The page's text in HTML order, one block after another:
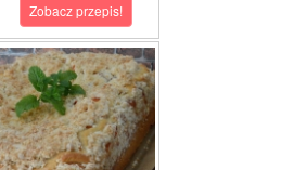
Zobacz przepis!